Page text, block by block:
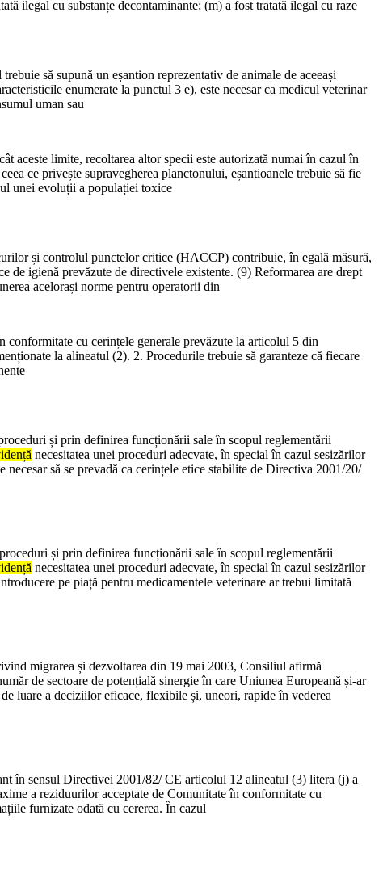
ilegal cu substanțe decontaminante; (m) a fost tratată ilegal cu raze
să supună un eșantion reprezentativ de animale de aceeași
enumerate la punctul 3 e), este necesar ca medicul veterinar
uman sau
aceste limite, recoltarea altor specii este autorizată numai în cazul în
ce privește supravegherea planctonului, eșantioanele trebuie să fie
unei evoluții a populației toxice
și controlul punctelor critice (HACCP) contribuie, în egală măsură,
de igienă prevăzute de directivele existente. (9) Reformarea are drept
acelorași norme pentru operatorii din
conformitate cu cerințele generale prevăzute la articolul 5 din
la alineatul (2). 2. Procedurile trebuie să garanteze că fiecare
și prin definirea funcționării sale în scopul reglementării
necesitatea unei proceduri adecvate, în special în cazul sesizărilor
să se prevadă ca cerințele etice stabilite de Directiva 2001/20/
și prin definirea funcționării sale în scopul reglementării
necesitatea unei proceduri adecvate, în special în cazul sesizărilor
pe piață pentru medicamentele veterinare ar trebui limitată
migrarea și dezvoltarea din 19 mai 2003, Consiliul afirmă
de sectoare de potențială sinergie în care Uniunea Europeană și-ar
luare a deciziilor eficace, flexibile și, uneori, rapide în vederea
în sensul Directivei 2001/82/ CE articolul 12 alineatul (3) litera (j) a
a reziduurilor acceptate de Comunitate în conformitate cu
furnizate odată cu cererea. În cazul